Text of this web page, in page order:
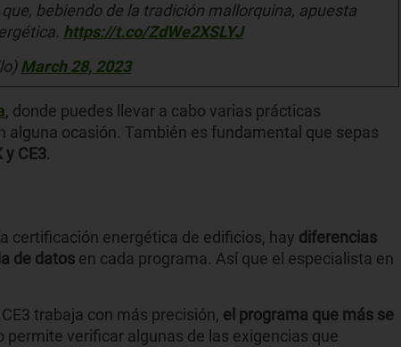
bebiendo de la tradición mallorquina, apuesta
https://t.co/ZdWe2XSLYJ
March 28, 2023
, donde puedes llevar a cabo varias prácticas
alguna ocasión. También es fundamental que sepas
y CE3.
certificación energética de edificios, hay diferencias
de datos en cada programa. Así que el especialista en
trabaja con más precisión, el programa que más se
permite verificar algunas de las exigencias que